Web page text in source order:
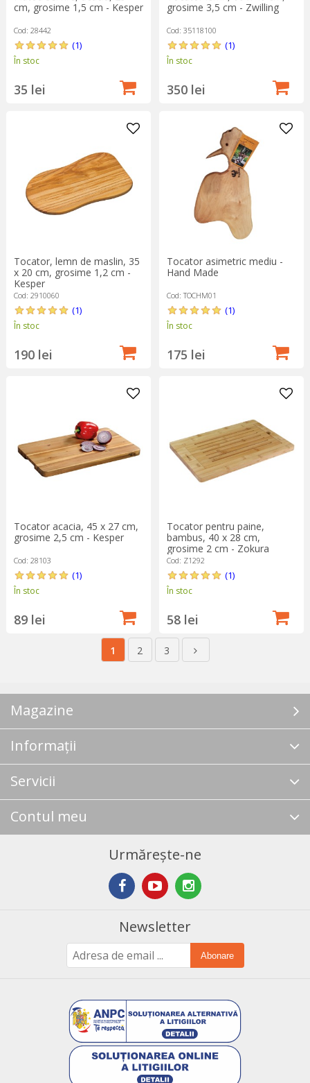
cm, grosime 1,5 cm - Kesper
Cod: 28442
(1)
În stoc
35 lei
grosime 3,5 cm - Zwilling
Cod: 35118100
(1)
În stoc
350 lei
Tocator, lemn de maslin, 35
x 20 cm, grosime 1,2 cm -
Kesper
Cod: 2910060
(1)
În stoc
190 lei
Tocator asimetric mediu -
Hand Made
Cod: TOCHM01
(1)
În stoc
175 lei
Tocator acacia, 45 x 27 cm,
grosime 2,5 cm - Kesper
Cod: 28103
(1)
În stoc
89 lei
Tocator pentru paine,
bambus, 40 x 28 cm,
grosime 2 cm - Zokura
Cod: Z1292
(1)
În stoc
58 lei
1 2 3
Magazine
Informații
Servicii
Contul meu
Urmărește-ne
Newsletter
Abonare